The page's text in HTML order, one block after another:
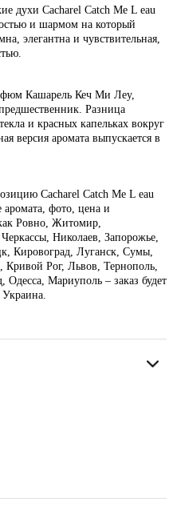
духи Cacharel Catch Me L eau
и шармом на который
элегантна и чувствительная,
Кашарель Кеч Ми Леу,
Разница
и красных капельках вокруг
версия аромата выпускается в
Cacharel Catch Me L eau
аромата, фото, цена и
Ровно, Житомир,
Николаев, Запорожье,
Кировоград, Луганск, Сумы,
Кривой Рог, Львов, Тернополь,
Мариуполь – заказ будет